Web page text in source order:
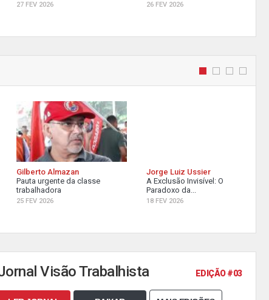
27 FEV 2026 26 FEV 2026
Gilberto Almazan
Pauta urgente da classe
trabalhadora
25 FEV 2026
Jorge Luiz Ussier
A Exclusão Invisível: O
Paradoxo da...
18 FEV 2026
Visão Trabalhista EDIÇÃO #03